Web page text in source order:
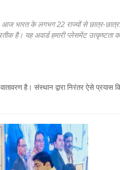
आज भारत के लगभग 22 राज्यों से छात्र-
है। यह अवार्ड हमारी प्लेसमेंट उत्कृष्टता का
है। संस्थान द्वारा निरंतर ऐसे प्रयास